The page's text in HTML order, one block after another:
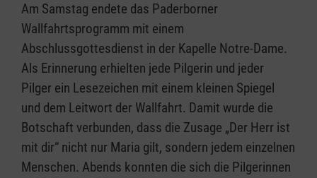
Am Samstag endete das Paderborner
Wallfahrtsprogramm mit einem
Abschlussgottesdienst in der Kapelle Notre-Dame.
Als Erinnerung erhielten jede Pilgerin und jeder
Pilger ein Lesezeichen mit einem kleinen Spiegel
und dem Leitwort der Wallfahrt. Damit wurde die
Botschaft verbunden, dass die Zusage „Der Herr ist
mit dir“ nicht nur Maria gilt, sondern jedem einzelnen
Menschen. Abends konnten die sich die Pilgerinnen